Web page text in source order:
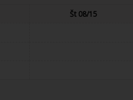
Št 08/15